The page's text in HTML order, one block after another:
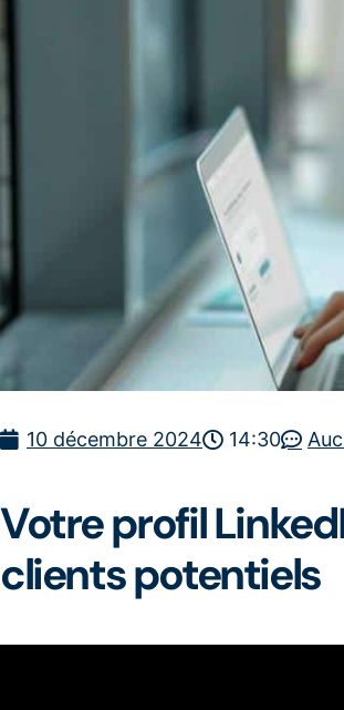
10 décembre 2024 14:30
Votre profil
clients potentiels